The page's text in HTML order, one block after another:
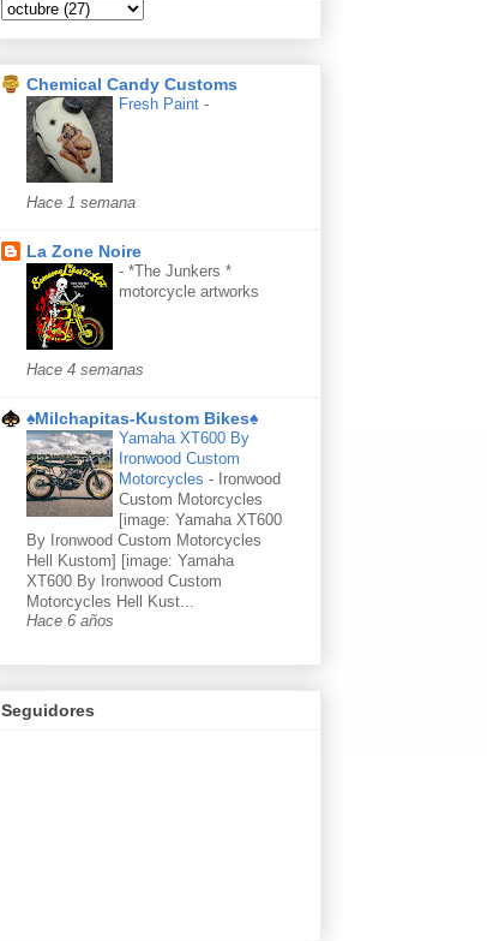
Chemical Candy Customs
Fresh Paint -
Hace 1 semana
La Zone Noire
- *The Junkers *
motorcycle artworks
Hace 4 semanas
♠Milchapitas-Kustom Bikes♠
Yamaha XT600 By
Ironwood Custom
Motorcycles - Ironwood
Custom Motorcycles
[image: Yamaha XT600
By Ironwood Custom Motorcycles
Hell Kustom] [image: Yamaha
XT600 By Ironwood Custom
Motorcycles Hell Kust...
Hace 6 años
Seguidores